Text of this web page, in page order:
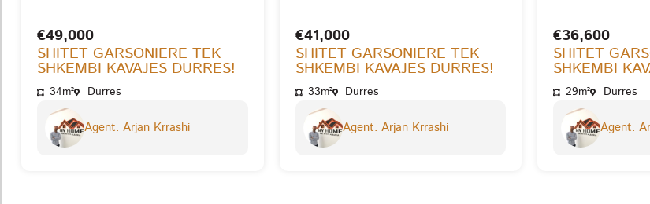
€49,000
SHITET GARSONIERE TEK
SHKEMBI KAVAJES DURRES!
34m² Durres
Agent: Arjan Krrashi
€41,000
SHITET GARSONIERE TEK
SHKEMBI KAVAJES DURRES!
33m² Durres
Agent: Arjan Krrashi
€36,600
SHITET
SHKEMBI
29m² Durres
Agent: